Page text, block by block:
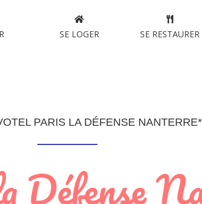
SE LOGER SE RESTAURER
PARIS LA DÉFENSE
Défense